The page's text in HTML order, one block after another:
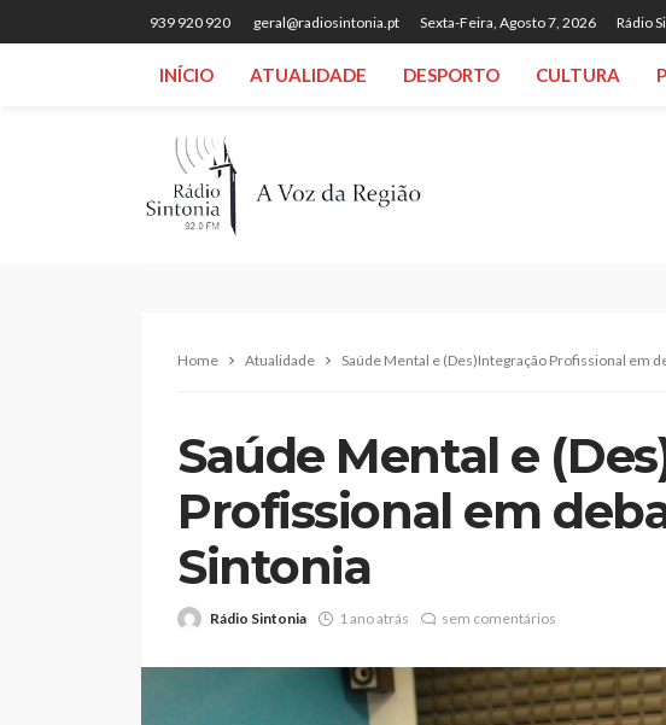
939 920 920 geral@radiosintonia.pt Sexta-Feira, Agosto 7, 2026 Rádio
INÍCIO ATUALIDADE DESPORTO CULTURA
Home Atualidade Saúde Mental e (Des)Integração Profissional em
Saúde Mental e
Profissional em
Sintonia
Rádio Sintonia 1 ano atrás sem comentários
Abner González foi o